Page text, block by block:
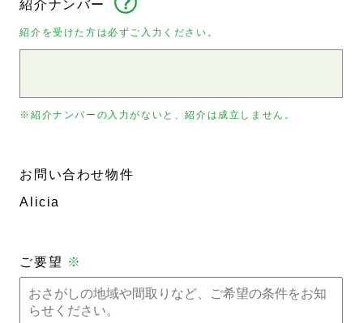
紹介ナンバー
紹介を受けた方は必ずご入力ください。
※紹介ナンバーの入力がないと、紹介は成立しません。
お問い合わせ物件
Alicia
ご要望 ※